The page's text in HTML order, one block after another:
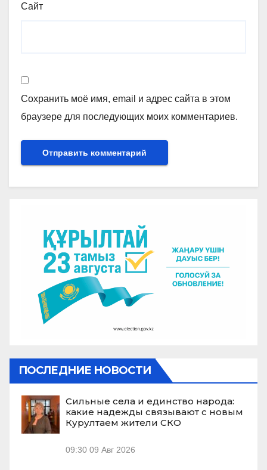
Сайт
Сохранить моё имя, email и адрес сайта в этом
браузере для последующих моих комментариев.
ПОСЛЕДНИЕ НОВОСТИ
Сильные села и единство народа:
какие надежды связывают с новым
Курултаем жители СКО
09:30 09 Авг 2026